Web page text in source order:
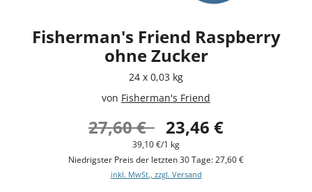
Fisherman's Friend Raspberry
ohne Zucker
24 x 0,03 kg
von Fisherman's Friend
27,60 € 23,46 €
39,10 €/1 kg
Niedrigster Preis der letzten 30 Tage: 27,60 €
inkl. MwSt., zzgl. Versand